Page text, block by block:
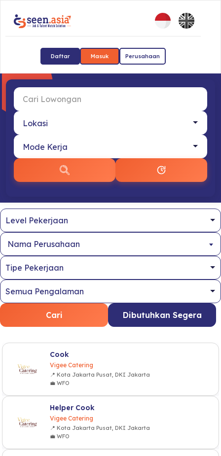
Daftar Masuk Perusahaan
Nama Perusahaan
Cari Dibutuhkan Segera
Cook
Vigee Catering
📍 Kota Jakarta Pusat, DKI Jakarta
💼 WFO
Helper Cook
Vigee Catering
📍 Kota Jakarta Pusat, DKI Jakarta
💼 WFO